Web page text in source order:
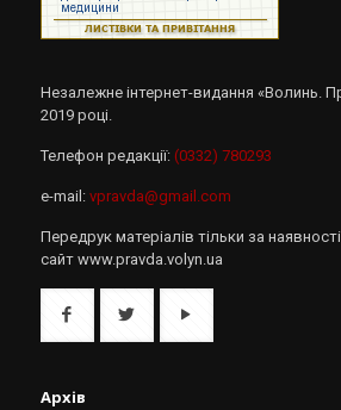
Незалежне інтернет-видання «Волинь.
2019 році.
Телефон редакції: (0332) 780293
e-mail: vpravda@gmail.com
Передрук матеріалів тільки за
сайт www.pravda.volyn.ua
Архів